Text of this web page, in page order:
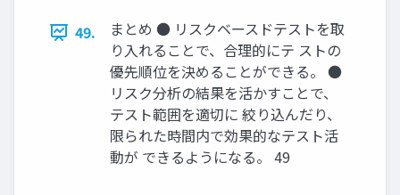
49.
まとめ ● リスクベースドテストを取
り入れることで、合理的にテ ストの
優先順位を決めることができる。 ●
リスク分析の結果を活かすことで、
テスト範囲を適切に 絞り込んだり、
限られた時間内で効果的なテスト活
動が できるようになる。 49